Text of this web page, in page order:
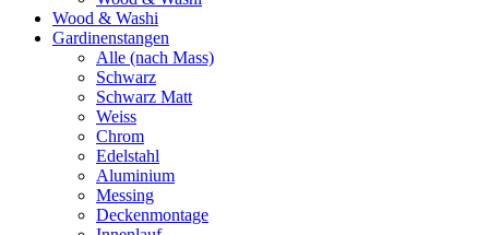
Wood & Washi
Gardinenstangen
Alle (nach Mass)
Schwarz
Schwarz Matt
Weiss
Chrom
Edelstahl
Aluminium
Messing
Deckenmontage